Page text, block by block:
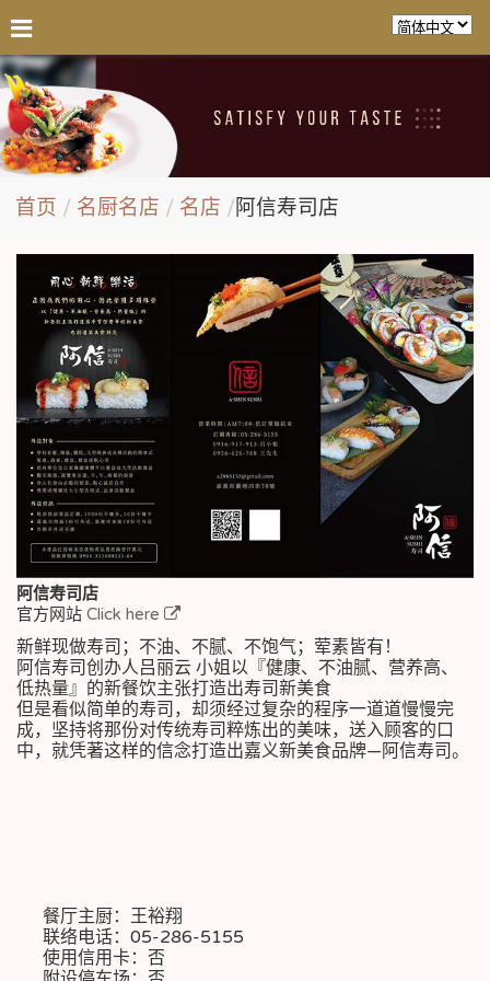
首页 名厨名店 名店 阿信寿司店
阿信寿司店
官方网站 Click here
新鲜现做寿司；不油、不腻、不饱气；荤素皆有！
阿信寿司创办人吕丽云 小姐以『健康、不油腻、营养高、
低热量』的新餐饮主张打造出寿司新美食
但是看似简单的寿司，却须经过复杂的程序一道道慢慢完
成，坚持将那份对传统寿司粹炼出的美味，送入顾客的口
中，就凭著这样的信念打造出嘉义新美食品牌—阿信寿司。
餐厅主厨：王裕翔
联络电话：05-286-5155
使用信用卡：否